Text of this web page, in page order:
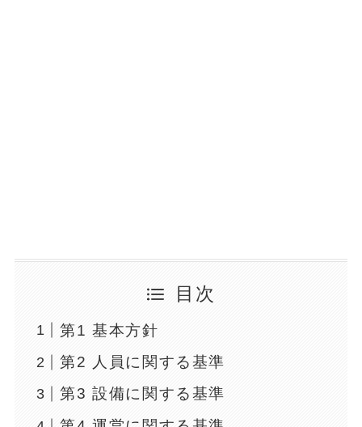
目次
第1 基本方針
第2 人員に関する基準
第3 設備に関する基準